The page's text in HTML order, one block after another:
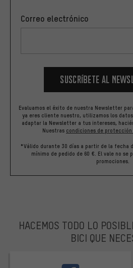
Correo electrónico
Suscríbete al
Evaluamos el éxito de nuestra Newsletter
ya eres cliente nuestro, utilizamos los
adaptar la Newsletter a tus intereses,
Nuestras condiciones de
*Válido durante 30 días a partir de la fecha
mínimo de pedido de 60 €. El vale no se
promociones.
HACEMOS TODO LO
BICI QUE